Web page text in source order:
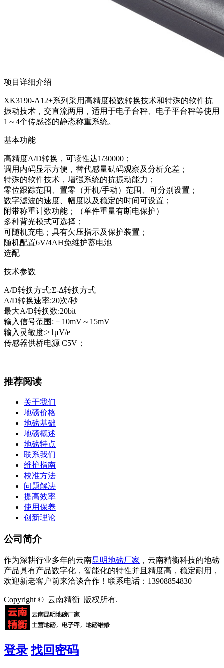
项目详细介绍
XK3190-A12+系列采用高精度模数转换技术和特殊的软件抗
振动技术，交直流两用，适用于电子台秤、电子平台秤等使用
1～4个传感器的静态称重系统。
基本功能
高精度A/D转换，可读性达1/30000；
调用内码显示方便，替代感量砝码观察及分析允差；
特殊的软件技术，增强系统的抗振动能力；
零位跟踪范围、置零（开机/手动）范围、可分别设置；
数字滤波的速度、幅度以及稳定的时间可设置；
附带称重计数功能；（单件重量有断电保护）
多种背光模式可选择；
可随机充电；具有欠压指示及保护装置；
随机配置6V/4AH免维护蓄电池
选配
技术参数
A/D转换方式:Σ-Δ转换方式
A/D转换速率:20次/秒
最大A/D转换数:20bit
输入信号范围:－10mV～15mV
输入灵敏度:≥1μV/e
传感器供桥电源 C5V；
推荐阅读
关于我们
地磅价格
地磅基础
地磅概述
地磅特点
联系我们
维护指南
校准方法
问题解决
提高效率
使用保养
创新理论
公司简介
作为深耕行业多年的云南昆明地磅厂家 ，云南精衡科技的地磅
产品具有产品数字化，智能化的特性并且精度高，稳定耐用，
欢迎新老客户前来洽谈合作！联系电话：13908854830
Copyright © 云南精衡 版权所有.
登录 找回密码